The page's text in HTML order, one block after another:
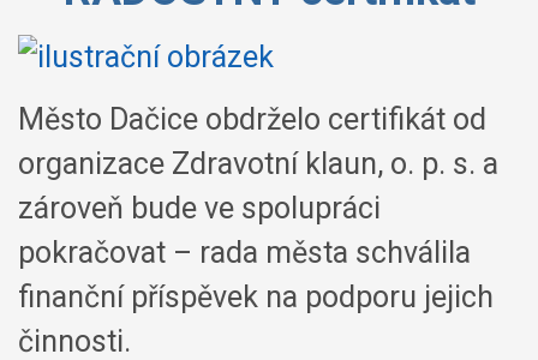
Město Dačice obdrželo certifikát od
organizace Zdravotní klaun, o. p. s. a
zároveň bude ve spolupráci
pokračovat – rada města schválila
finanční příspěvek na podporu jejich
činnosti.